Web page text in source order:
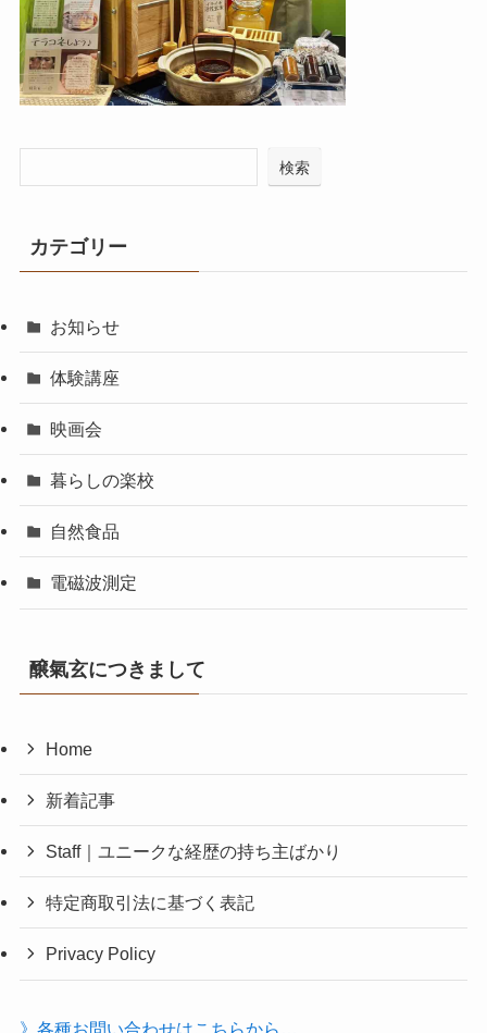
検索
カテゴリー
お知らせ
体験講座
映画会
暮らしの楽校
自然食品
電磁波測定
醸氣玄につきまして
Home
新着記事
Staff｜ユニークな経歴の持ち主ばかり
特定商取引法に基づく表記
Privacy Policy
》各種お問い合わせはこちらから…